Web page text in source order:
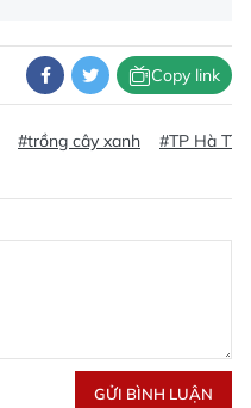
Copy link
#trồng cây xanh #TP Hà
GỬI BÌNH LUẬN